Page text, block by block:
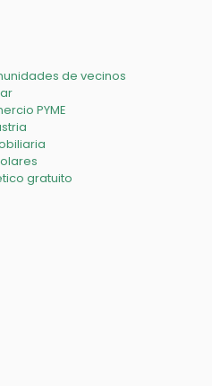
de vecinos
PYME
gratuito